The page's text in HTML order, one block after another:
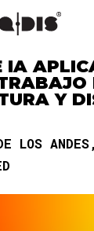
IA
Y
LOS